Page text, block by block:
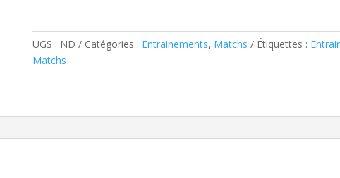
DOS
UGS : ND Catégories : Entrainements, Matchs Étiquettes :
Matchs